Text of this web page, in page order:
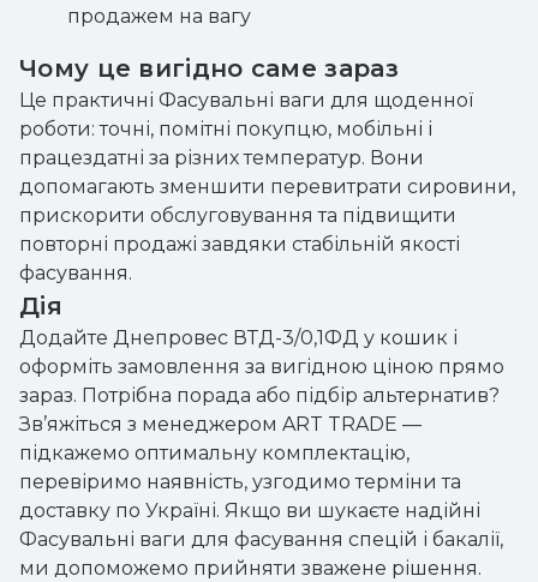
продажем на вагу
Чому це вигідно саме зараз
Це практичні Фасувальні ваги для щоденної
роботи: точні, помітні покупцю, мобільні і
працездатні за різних температур. Вони
допомагають зменшити перевитрати сировини,
прискорити обслуговування та підвищити
повторні продажі завдяки стабільній якості
фасування.
Дія
Додайте Днепровес ВТД-3/0,1ФД у кошик і
оформіть замовлення за вигідною ціною прямо
зараз. Потрібна порада або підбір альтернатив?
Зв’яжіться з менеджером ART TRADE —
підкажемо оптимальну комплектацію,
перевіримо наявність, узгодимо терміни та
доставку по Україні. Якщо ви шукаєте надійні
Фасувальні ваги для фасування спецій і бакалії,
ми допоможемо прийняти зважене рішення.